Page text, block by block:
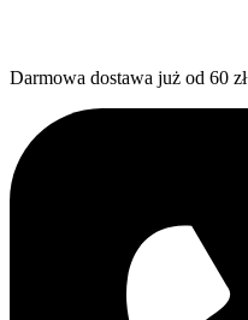
Darmowa dostawa już od 60 zł